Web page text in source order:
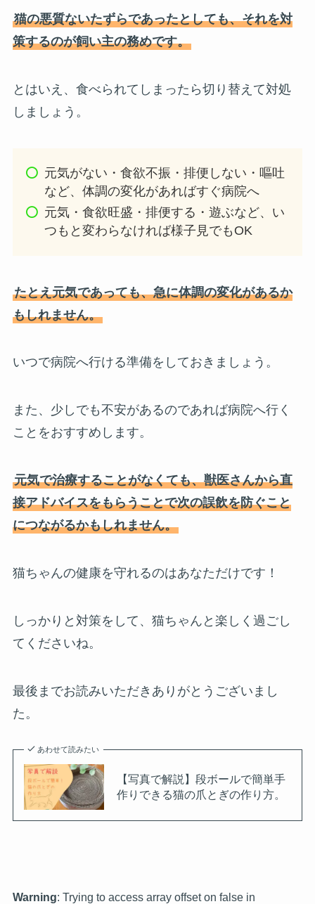
猫の悪質ないたずらであったとしても、それを対
策するのが飼い主の務めです。
とはいえ、食べられてしまったら切り替えて対処
しましょう。
元気がない・食欲不振・排便しない・嘔吐
など、体調の変化があればすぐ病院へ
元気・食欲旺盛・排便する・遊ぶなど、い
つもと変わらなければ様子見でもOK
たとえ元気であっても、急に体調の変化があるか
もしれません。
いつで病院へ行ける準備をしておきましょう。
また、少しでも不安があるのであれば病院へ行く
ことをおすすめします。
元気で治療することがなくても、獣医さんから直
接アドバイスをもらうことで次の誤飲を防ぐこと
につながるかもしれません。
猫ちゃんの健康を守れるのはあなただけです！
しっかりと対策をして、猫ちゃんと楽しく過ごし
てくださいね。
最後までお読みいただきありがとうございまし
た。
あわせて読みたい
【写真で解説】段ボールで簡単手
作りできる猫の爪とぎの作り方。
Warning: Trying to access array offset on false in